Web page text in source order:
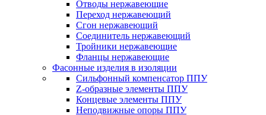
Отводы нержавеющие
Переход нержавеющий
Сгон нержавеющий
Соединитель нержавеющий
Тройники нержавеющие
Фланцы нержавеющие
Фасонные изделия в изоляции
Cильфонный компенсатор ППУ
Z-образные элементы ППУ
Концевые элементы ППУ
Неподвижные опоры ППУ